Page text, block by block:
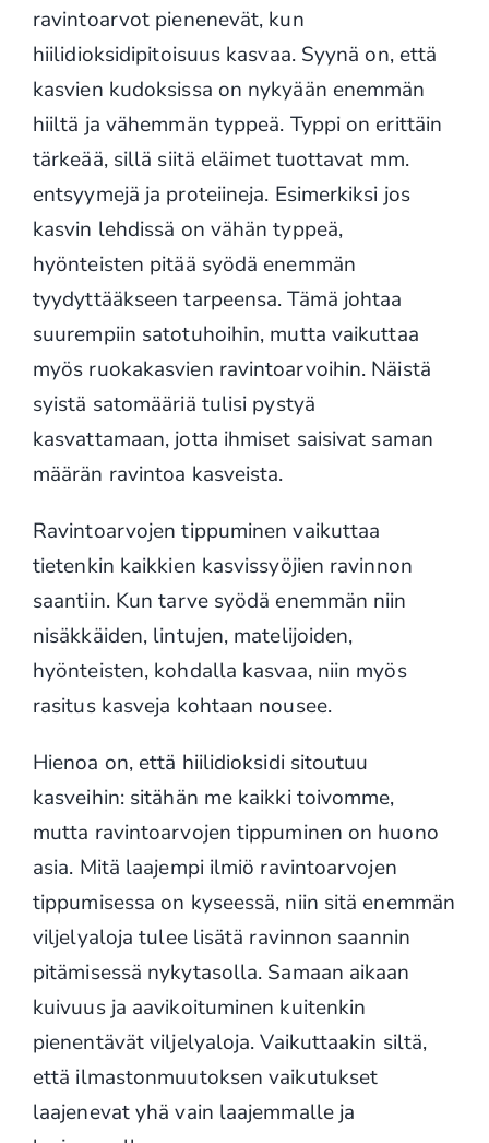
ravintoarvot pienenevät, kun
hiilidioksidipitoisuus kasvaa. Syynä on, että
kasvien kudoksissa on nykyään enemmän
hiiltä ja vähemmän typpeä. Typpi on erittäin
tärkeää, sillä siitä eläimet tuottavat mm.
entsyymejä ja proteiineja. Esimerkiksi jos
kasvin lehdissä on vähän typpeä,
hyönteisten pitää syödä enemmän
tyydyttääkseen tarpeensa. Tämä johtaa
suurempiin satotuhoihin, mutta vaikuttaa
myös ruokakasvien ravintoarvoihin. Näistä
syistä satomääriä tulisi pystyä
kasvattamaan, jotta ihmiset saisivat saman
määrän ravintoa kasveista.
Ravintoarvojen tippuminen vaikuttaa
tietenkin kaikkien kasvissyöjien ravinnon
saantiin. Kun tarve syödä enemmän niin
nisäkkäiden, lintujen, matelijoiden,
hyönteisten, kohdalla kasvaa, niin myös
rasitus kasveja kohtaan nousee.
Hienoa on, että hiilidioksidi sitoutuu
kasveihin: sitähän me kaikki toivomme,
mutta ravintoarvojen tippuminen on huono
asia. Mitä laajempi ilmiö ravintoarvojen
tippumisessa on kyseessä, niin sitä enemmän
viljelyaloja tulee lisätä ravinnon saannin
pitämisessä nykytasolla. Samaan aikaan
kuivuus ja aavikoituminen kuitenkin
pienentävät viljelyaloja. Vaikuttaakin siltä,
että ilmastonmuutoksen vaikutukset
laajenevat yhä vain laajemmalle ja